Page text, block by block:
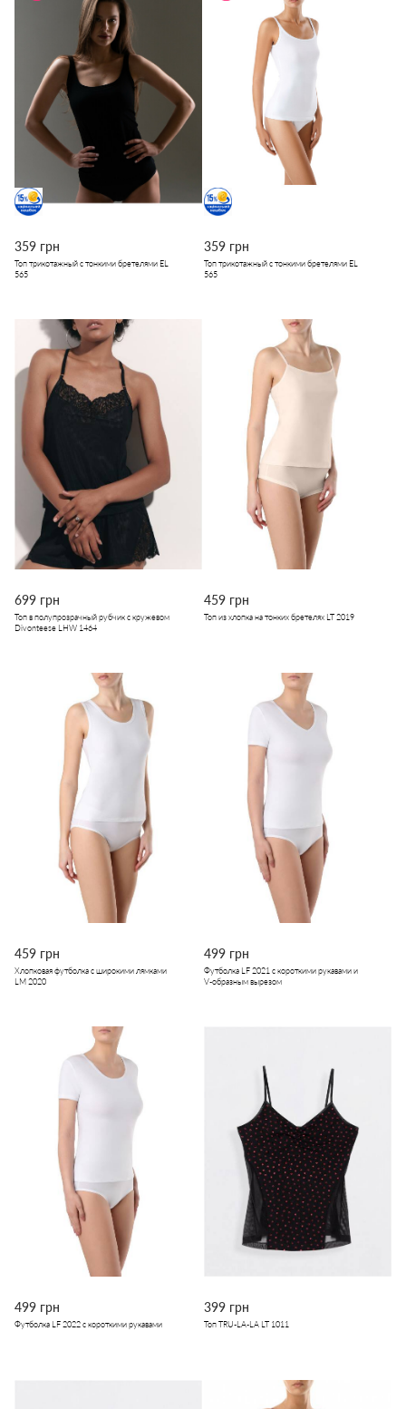
359 грн
Топ трикотажный с тонкими бретелями EL
565
359 грн
Топ трикотажный с тонкими бретелями EL
565
699 грн
Топ в полупрозрачный рубчик с кружевом
Divonteese LHW 1464
459 грн
Топ из хлопка на тонких бретелях LT 2019
459 грн
Хлопковая футболка с широкими лямками
LM 2020
499 грн
Футболка LF 2021 с короткими рукавами и
V-образным вырезом
499 грн
Футболка LF 2022 с короткими рукавами
399 грн
Топ TRU-LA-LA LT 1011